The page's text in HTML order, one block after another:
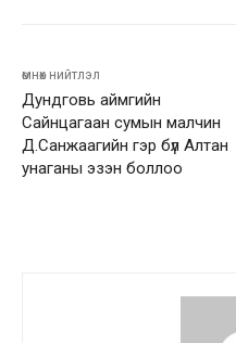
өмнөх нийтлэл
Дундговь аймгийн
Сайнцагаан сумын малчин
Д.Санжаагийн гэр бүл Алтан
унаганы эзэн боллоо